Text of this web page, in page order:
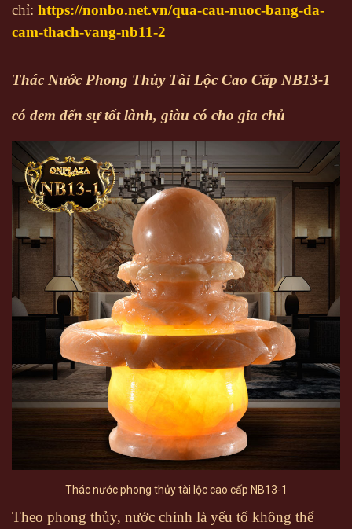
chỉ: https://nonbo.net.vn/qua-cau-nuoc-bang-da-
cam-thach-vang-nb11-2
Thác Nước Phong Thủy Tài Lộc Cao Cấp NB13-1
có đem đến sự tốt lành, giàu có cho gia chủ
Thác nước phong thủy tài lộc cao cấp NB13-1
Theo phong thủy, nước chính là yếu tố không thể